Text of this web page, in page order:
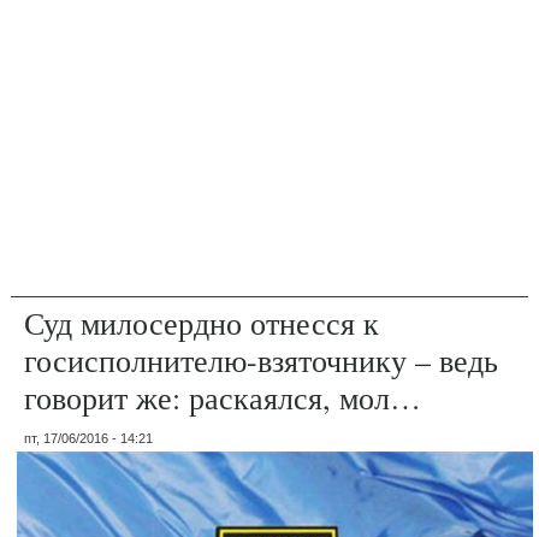
Суд милосердно отнесся к
госисполнителю-взяточнику – ведь
говорит же: раскаялся, мол…
пт, 17/06/2016 - 14:21